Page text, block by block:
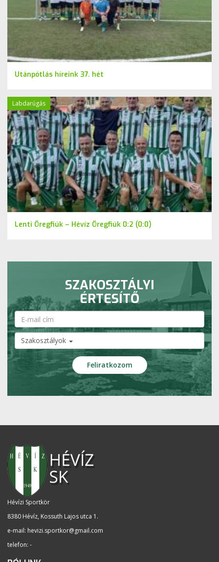
Utánpótlás híreink 37. hét
Labdarúgás
Lenti Öregfiúk – Hévíz Öregfiúk 0:2 (0:0)
SZAKOSZTÁLYI
ÉRTESÍTŐ
Szakosztályok
Hévízi Sportkör
8380 Hévíz, Kossuth Lajos utca 1 .
e-mail: hevizi.sportkor@gmail.com
telefon: -